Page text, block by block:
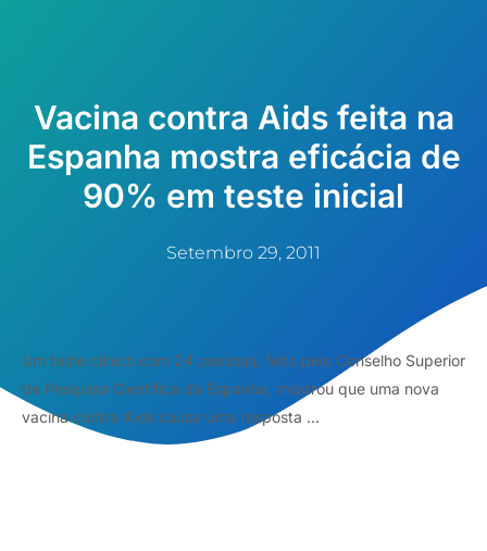
Vacina contra Aids feita na
Espanha mostra eficácia de
90% em teste inicial
Setembro 29, 2011
Um teste clínico com 24 pessoas, feito pelo Conselho Superior
de Pesquisa Científica da Espanha, mostrou que uma nova
vacina contra Aids causa uma resposta ...